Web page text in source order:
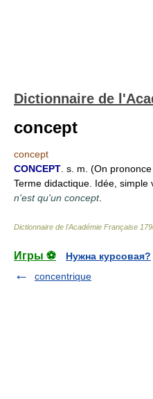
Dictionnaire de
concept
concept
CONCEPT . s. m. (On
Terme didactique. Idée, simple
n'est qu'un concept.
Dictionnaire de l'Académie Française
Игры ⚽
Нужна курсовая?
concentrique